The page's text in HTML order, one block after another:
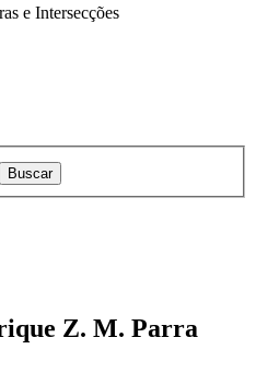
e Intersecções
Z. M. Parra